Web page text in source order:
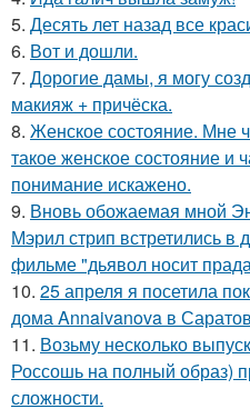
5. Десять лет назад все
6. Вот и дошли.
7. Дорогие дамы, я могу
макияж + причёска.
8. Женское состояние. Мне
такое женское состояние и
понимание искажено.
9. Вновь обожаемая мной
Мэрил стрип встретились в
фильме "дьявол носит
10. 25 апреля я посетила
дома Annaivanova в
11. Возьму несколько
Россошь на полный образ)
сложности.